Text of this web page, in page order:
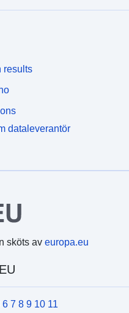
results
dataleverantör
sköts av europa.eu
7 8 9 10 11